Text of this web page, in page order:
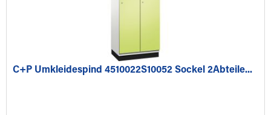
C+P Umkleidespind 4510022S10052 Sockel 2Abteile...